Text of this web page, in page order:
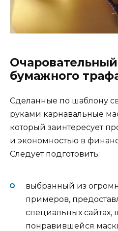
бумажного
Сделанные по шаблону
руками карнавальные
который заинтересует
и экономностью в
Следует подготовить:
выбранный из
примеров,
специальных сайтах,
понравившейся